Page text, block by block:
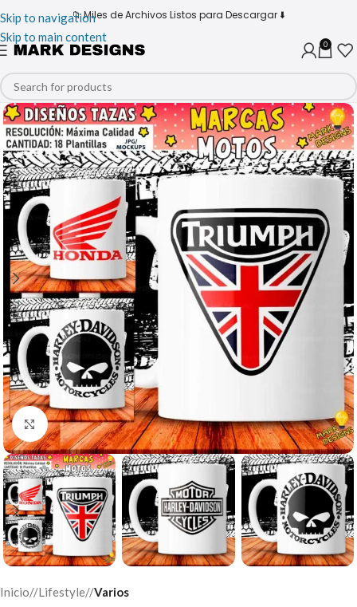
Skip to navigation
Skip to main content
📁 Miles de Archivos Listos para Descargar ⬇️
0
Click to enlarge
Inicio/ Lifestyle/ Varios